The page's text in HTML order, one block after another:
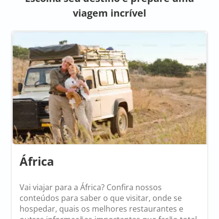
viagem incrível
África
Vai viajar para a África? Confira nossos
conteúdos para saber o que visitar, onde se
hospedar, quais os melhores restaurantes e